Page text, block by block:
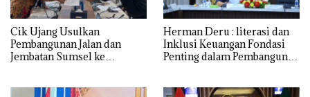
Cik Ujang Usulkan
Pembangunan Jalan dan
Jembatan Sumsel ke
Herman Deru : literasi dan
Inklusi Keuangan Fondasi
Penting dalam Pembangunan